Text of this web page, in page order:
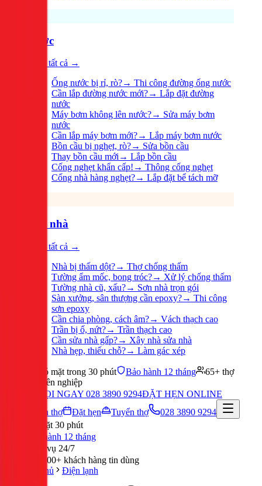
Nước
Xem tất cả →
Ống nước bị rỉ, rò?→ Thi công đường ống nước
Cần lắp đường nước mới?→ Lắp đặt đường
nước
Máy bơm không lên nước?→ Sửa máy bơm
nước
Cần lắp máy bơm mới?→ Lắp máy bơm nước
Bồn cầu bị nghẹt, rò?→ Sửa bồn cầu
Thay bồn cầu mới → Lắp bồn cầu
Cống nghẹt khẩn cấp! → Thông cống nghẹt
Cống nhà hàng nghẹt?→ Lắp đặt bể tách mỡ
Sửa nhà
Xem tất cả →
Nhà bị thấm dột?→ Thợ chống thấm
Tường ẩm mốc, bong tróc?→ Xử lý chống thấm
Tường nhà cũ, xấu?→ Sơn nhà trọn gói
Sàn xưởng, sân thượng cần epoxy?→ Thi công
sơn epoxy
Cần chia phòng, cách âm?→ Vách thạch cao
Trần bị ố, nứt?→ Trần thạch cao
Cần sửa nhà gấp?→ Xây nhà sửa nhà
Nhà hẹp, thiếu chỗ?→ Làm gác xép
Có mặt trong 30 phút Bảo hành 12 tháng
65+ thợ
chuyên nghiệp
GỌI NGAY 028 3890 9294ĐẶT HẸN ONLINE
Tuyển thợ
Đặt hẹn Tuyển thợ
028 3890 9294
Có mặt 30 phút
Bảo hành 12 tháng
Phục vụ 24/7
300,000+ khách hàng tin dùng
Trang chủ
Điện lạnh